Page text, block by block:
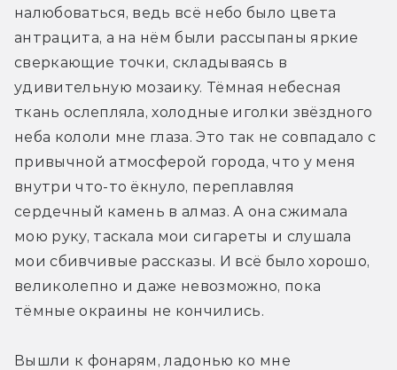
налюбоваться, ведь всё небо было цвета
антрацита, а на нём были рассыпаны яркие
сверкающие точки, складываясь в
удивительную мозаику. Тёмная небесная
ткань ослепляла, холодные иголки звёздного
неба кололи мне глаза. Это так не совпадало с
привычной атмосферой города, что у меня
внутри что-то ёкнуло, переплавляя
сердечный камень в алмаз. А она сжимала
мою руку, таскала мои сигареты и слушала
мои сбивчивые рассказы. И всё было хорошо,
великолепно и даже невозможно, пока
тёмные окраины не кончились.
Вышли к фонарям, ладонью ко мне